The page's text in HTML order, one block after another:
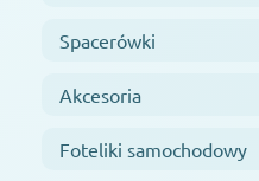
Spacerówki
Akcesoria
Foteliki samochodowy